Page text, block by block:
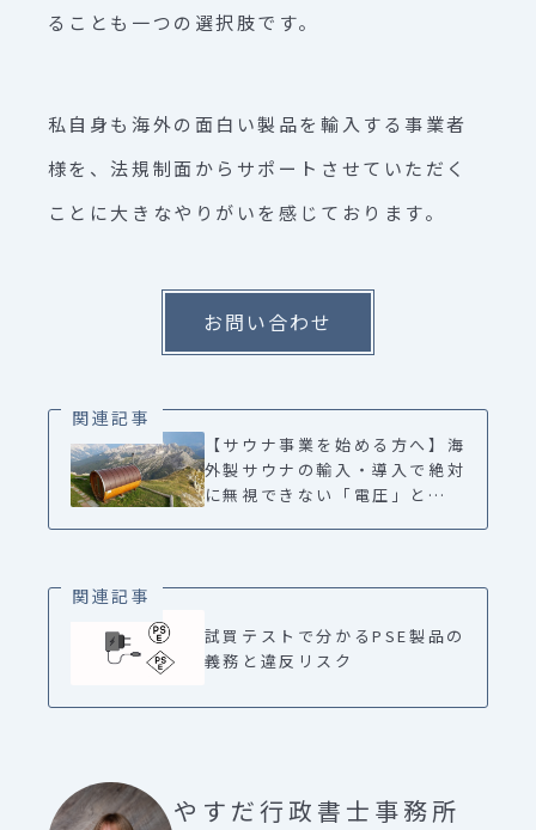
ることも一つの選択肢です。
私自身も海外の面白い製品を輸入する事業者
様を、法規制面からサポートさせていただく
ことに大きなやりがいを感じております。
お問い合わせ
関連記事
【サウナ事業を始める方へ】海
外製サウナの輸入・導入で絶対
に無視できない「電圧」と「法
関連記事
試買テストで分かるPSE製品の
義務と違反リスク
やすだ行政書士事務所